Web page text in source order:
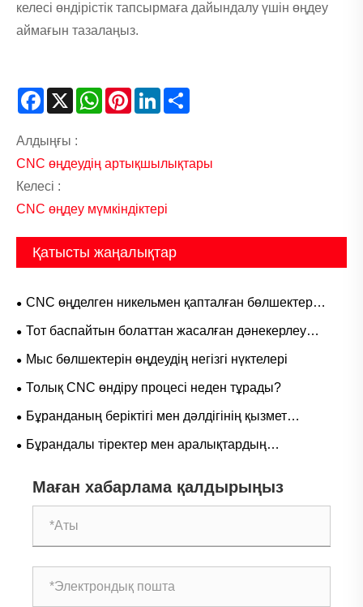
келесі өндірістік тапсырмаға дайындалу үшін өңдеу
аймағын тазалаңыз.
Facebook
X WhatsAppPinterestLinkedIn
Алдыңғы :
CNC өңдеудің артықшылықтары
Келесі :
CNC өңдеу мүмкіндіктері
Қатысты жаңалықтар
CNC өңделген никельмен қапталған бөлшектер
өнеркәсіп өнімділігі мен өнімнің сенімділігін қалай
Тот баспайтын болаттан жасалған дәнекерлеу
тігістері өнеркәсіптік құбырлардың өнімділігін қалай
Мыс бөлшектерін өңдеудің негізгі нүктелері
Толық CNC өндіру процесі неден тұрады?
Бұранданың беріктігі мен дәлдігінің қызмет
көрсетуге әсері
Бұрандалы тіректер мен аралықтардың
Маған хабарлама қалдырыңыз